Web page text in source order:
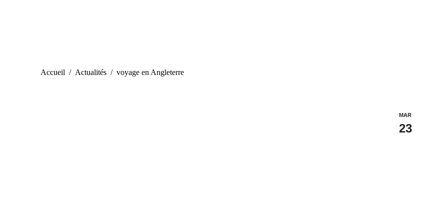
Vous êtes ici :
Accueil Actualités voyage en Angleterre
MAR
23